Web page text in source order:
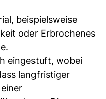
beispielsweise
oder Erbrochenes
eingestuft, wobei
langfristiger